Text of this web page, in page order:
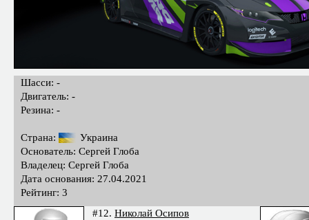
Шасси: -
Двигатель: -
Резина: -
Страна:
Украина
Основатель: Сергей Глоба
Владелец: Сергей Глоба
Дата основания: 27.04.2021
Рейтинг: 3
#12. Николай Осипов